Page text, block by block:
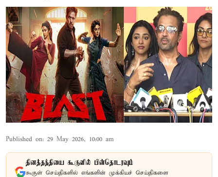
Published on: 29 May 2026, 10:00 am
தினத்தந்தியை கூகுளில் பின்தொடரவும்
கூகுள் செய்திகளில் எங்களின் முக்கியச் செய்திகளை